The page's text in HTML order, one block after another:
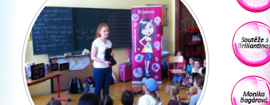
Soutěže s
Monika
Bagárová